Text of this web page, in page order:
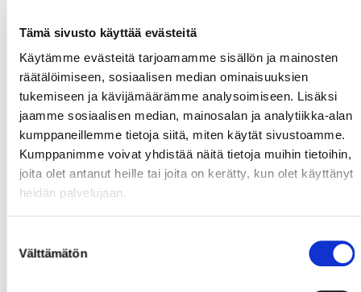
Tämä sivusto käyttää evästeitä
Käytämme evästeitä tarjoamamme sisällön ja mainosten
räätälöimiseen, sosiaalisen median ominaisuuksien
tukemiseen ja kävijämäärämme analysoimiseen. Lisäksi
jaamme sosiaalisen median, mainosalan ja analytiikka-alan
kumppaneillemme tietoja siitä, miten käytät sivustoamme.
Kumppanimme voivat yhdistää näitä tietoja muihin tietoihin,
joita olet antanut heille tai joita on kerätty, kun olet käyttänyt
heidän palvelujaan.
valinta
Välttämätön